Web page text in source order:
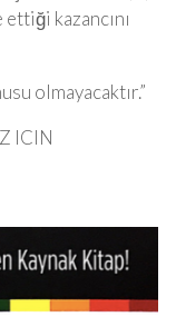
ettiği kazancını
olmayacaktır.”
ICIN